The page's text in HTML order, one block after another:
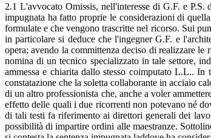
2.1 L'avvocato Omissis, nell'interesse di G.F. e
impugnata ha fatto proprie le considerazioni di
formulate e che vengono trascritte nel ricorso. Sui
in particolare si deduce che l'ingegner G.F. e
opera; avendo la committenza deciso di realizzare le
nomina di un tecnico specializzato in tale settore,
ammessa e chiarita dallo stesso coimputato L.L..
constatazione che la soletta collaborante in acciaio
di un altro professionista che, anche a voler
effetto delle quali i due ricorrenti non potevano né
di tali testi fa riferimento ai direttori generali dei
possibilità di impartire ordini alle maestranze.